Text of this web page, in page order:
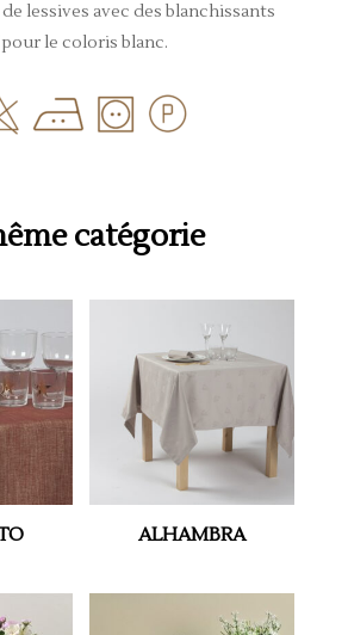
lessives avec des blanchissants
le coloris blanc.
catégorie
ALHAMBRA